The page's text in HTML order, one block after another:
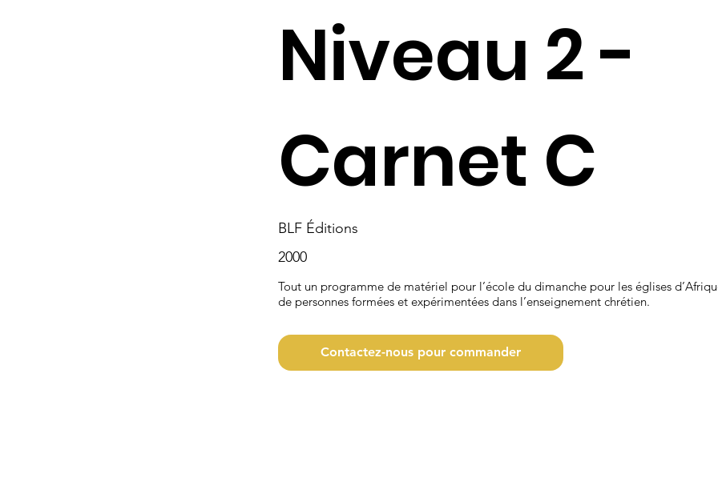
Niveau 2 -
Carnet C
BLF Éditions
2000
Tout un programme de matériel pour l’école du dimanche pour les églises
de personnes formées et expérimentées dans l’enseignement chrétien.
Contactez-nous pour commander